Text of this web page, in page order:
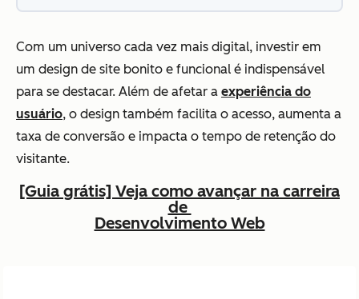
Com um universo cada vez mais digital, investir em
um design de site bonito e funcional é indispensável
para se destacar. Além de afetar a experiência do
usuário, o design também facilita o acesso, aumenta a
taxa de conversão e impacta o tempo de retenção do
visitante.
[Guia grátis] Veja como avançar na carreira
de
Desenvolvimento Web